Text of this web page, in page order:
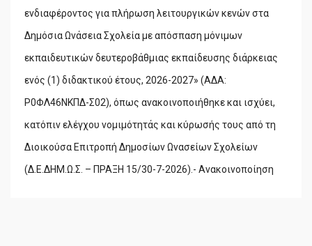
ενδιαφέροντος για πλήρωση λειτουργικών κενών στα
Δημόσια Ωνάσεια Σχολεία με απόσπαση μόνιμων
εκπαιδευτικών δευτεροβάθμιας εκπαίδευσης διάρκειας
ενός (1) διδακτικού έτους, 2026-2027» (ΑΔΑ:
Ρ0ΦΛ46ΝΚΠΔ-Σ02), όπως ανακοινοποιήθηκε και ισχύει,
κατόπιν ελέγχου νομιμότητάς και κύρωσής τους από τη
Διοικούσα Επιτροπή Δημοσίων Ωνασείων Σχολείων
(Δ.Ε.ΔΗΜ.Ω.Σ. – ΠΡΑΞΗ 15/30-7-2026).- Ανακοινοποίηση